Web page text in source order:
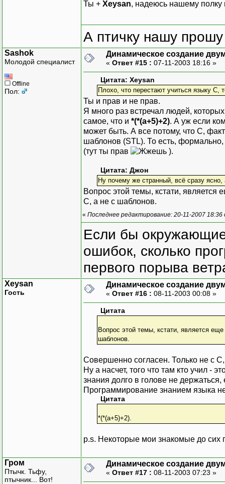
Ты + Xeysan, надеюсь нашему
А птичку нашу
Sashok
Молодой специалист
Offline
Пол:
Динамическое создание
« Ответ #15 : 07-11-2003 18:16 »
Цитата: Xeysan
Плохо, что перестают учиться языку С,
Ты и прав и не прав.
Я много раз встречал людей,
самое, что и *(*(a+5)+2). А уж если
может быть. А все потому, что С,
шаблонов (STL). То есть,
(тут ты прав
).
Цитата: Джон
Ну почему же странный, всё сразу
Вопрос этой темы, кстати, является
С, а не с шаблонов.
« Последнее редактирование: 20-11-2007 18:36
Если бы
ошибок, сколько
первого порыва
Xeysan
Гость
Динамическое создание
« Ответ #16 : 08-11-2003 00:08 »
Цитата
Вопрос этой темы, кстати, является
шаблонов.
Совершенно согласен. Только не с
Ну а насчет, того что там кто учил -
знания долго в голове не
Программирование знанием языка
Цитата
*(*(a+5)+2).
p.s. Некоторые мои знакомые до сих
Гром
Птычк. Тьфу,
птычник... Вот!
Динамическое создание
« Ответ #17 : 08-11-2003 07:23 »